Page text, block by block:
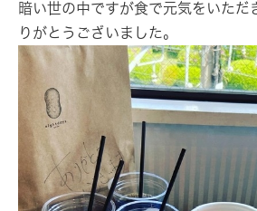
暗い世の中ですが食で元気をいただ
りがとうございました。